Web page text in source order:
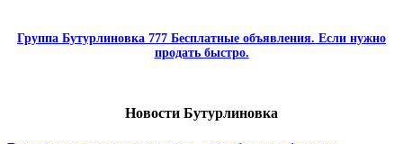
Группа Бутурлиновка 777 Бесплатные объявления. Если нужно
продать быстро.
Новости Бутурлиновка